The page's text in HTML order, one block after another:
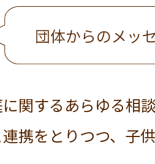
関するあらゆる相
携をとりつつ、子